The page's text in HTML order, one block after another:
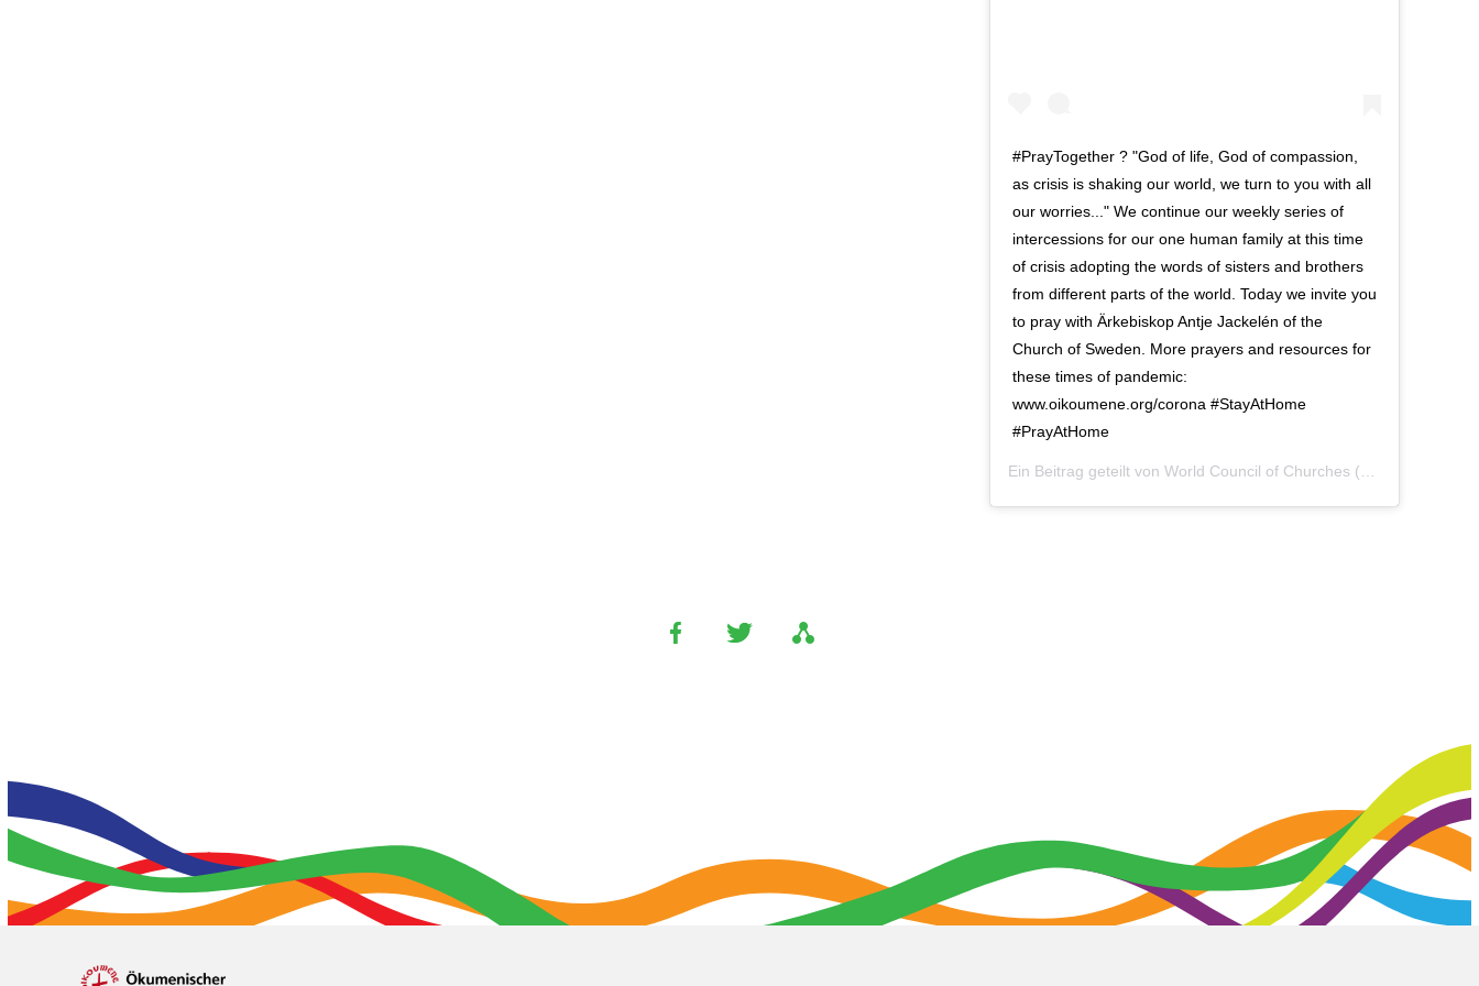
#PrayTogether ? "God of life, God of compassion,
as crisis is shaking our world, we turn to you with all
our worries..." We continue our weekly series of
intercessions for our one human family at this time
of crisis adopting the words of sisters and brothers
from different parts of the world. Today we invite you
to pray with Ärkebiskop Antje Jackelén of the
Church of Sweden. More prayers and resources for
these times of pandemic:
www.oikoumene.org/corona #StayAtHome
#PrayAtHome
Ein Beitrag geteilt von World Council of Churches (@worldcouncilofchurches) am